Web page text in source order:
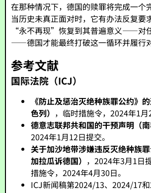
在那种情况下，德国的赎罪将完成一
当历史未真正面对时，它有办法反复要
“永不再现”恢复到其普遍意义——对
——德国才能最终打破这一循环并履行
参考文献
国际法院（ICJ）
《防止及惩治灭绝种族罪公约》
色列） ，临时措施令，2024年1月
德意志联邦共和国的干预声明（南
2024年1月12日提交。
关于加沙地带涉嫌违反灭绝种族
加拉瓜诉德国） ，2024年3月1日
措施令，2024年4月30日。
ICJ新闻稿第2024/13、2024/17和